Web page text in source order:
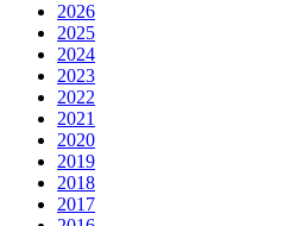
2026
2025
2024
2023
2022
2021
2020
2019
2018
2017